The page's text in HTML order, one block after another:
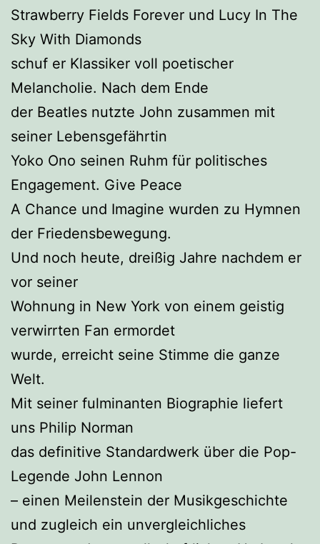
Strawberry Fields Forever und Lucy In The
Sky With Diamonds
schuf er Klassiker voll poetischer
Melancholie. Nach dem Ende
der Beatles nutzte John zusammen mit
seiner Lebensgefährtin
Yoko Ono seinen Ruhm für politisches
Engagement. Give Peace
A Chance und Imagine wurden zu Hymnen
der Friedensbewegung.
Und noch heute, dreißig Jahre nachdem er
vor seiner
Wohnung in New York von einem geistig
verwirrten Fan ermordet
wurde, erreicht seine Stimme die ganze
Welt.
Mit seiner fulminanten Biographie liefert
uns Philip Norman
das definitive Standardwerk über die Pop-
Legende John Lennon
– einen Meilenstein der Musikgeschichte
und zugleich ein unvergleichliches